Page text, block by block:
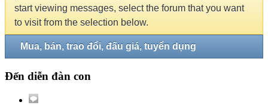
start viewing messages, select the forum that you want
to visit from the selection below.
Mua, bán, trao đổi, đấu giá, tuyển dụng
Đến diễn đàn con